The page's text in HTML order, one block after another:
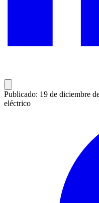
Publicado: 19 de diciembre
eléctrico